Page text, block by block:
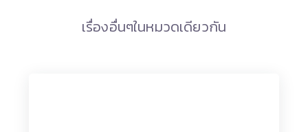
เรื่องอื่นๆในหมวดเดียวกัน